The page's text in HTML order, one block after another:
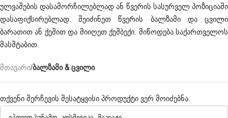
ულვაშების დასამორჩილებლად ან წვერის სასურველ პოზიციაში
დასაფიქსირებლად. შეიძინეთ წვერის ბალზამი და ცვილი
ბარათით ან ქეშით და მიიღეთ ქეშბექი. მიწოდება საქართველოს
მასშტაბით.
მთავარი/ბალზამი & ცვილი
თქვენი შერჩევის შესატყვისი პროდუქტი ვერ მოიძებნა.